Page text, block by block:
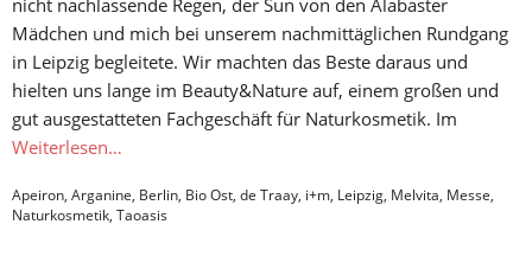
nicht nachlassende Regen, der Sun von den Alabaster
Mädchen und mich bei unserem nachmittäglichen Rundgang
in Leipzig begleitete. Wir machten das Beste daraus und
hielten uns lange im Beauty&Nature auf, einem großen und
gut ausgestatteten Fachgeschäft für Naturkosmetik. Im
Weiterlesen…
Apeiron, Arganine, Berlin, Bio Ost, de Traay, i+m, Leipzig, Melvita, Messe,
Naturkosmetik, Taoasis